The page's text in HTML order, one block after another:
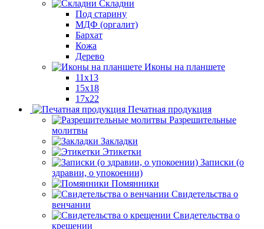
Складни
Под старину
МДФ (оргалит)
Бархат
Кожа
Дерево
Иконы на планшете
11х13
15х18
17х22
Печатная продукция
Разрешительные
молитвы
Закладки
Этикетки
Записки (о
здравии, о упокоении)
Помянники
Свидетельства о
венчании
Свидетельства о
крещении